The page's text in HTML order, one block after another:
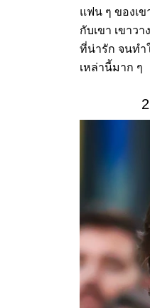
แฟน ๆ ของเข
กับเขา เขาว
ที่น่ารัก จนทำ
เหล่านี้มาก ๆ